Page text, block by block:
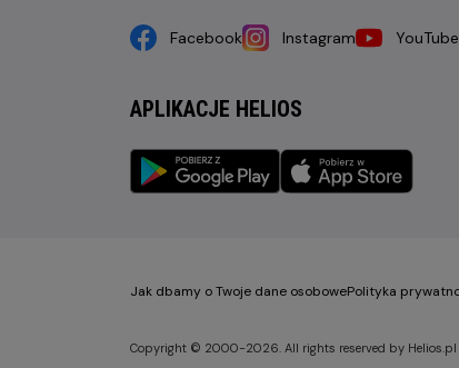
Facebook Instagram YouTube
APLIKACJE HELIOS
Jak dbamy o Twoje dane osobowePolityka
Copyright © 2000-2026. All rights reserved by Helios.pl